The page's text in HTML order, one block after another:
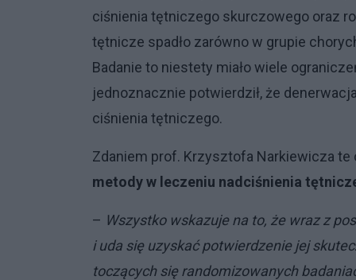
ciśnienia tętniczego skurczowego oraz
tętnicze spadło zarówno w grupie
Badanie to niestety miało wiele
jednoznacznie potwierdził, że
ciśnienia tętniczego.
Zdaniem prof. Krzysztofa Narkiewicza
metody w leczeniu nadciśnienia
– Wszystko wskazuje na to, że wraz z
i uda się uzyskać potwierdzenie jej
toczących się randomizowanych